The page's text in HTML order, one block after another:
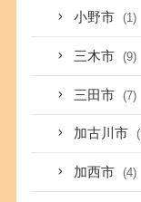
小野市 (1)
三木市 (9)
三田市 (7)
加古川市
加西市 (4)